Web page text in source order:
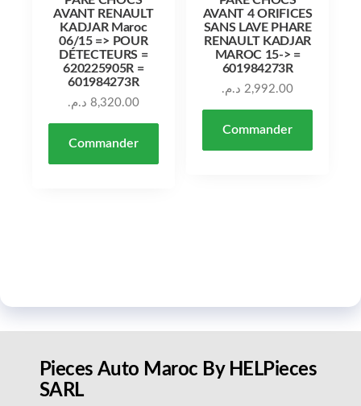
AVANT RENAULT
KADJAR Maroc
06/15 => POUR
DÉTECTEURS =
620225905R =
601984273R
8,320.00 د.م.
Commander
AVANT 4 ORIFICES
SANS LAVE PHARE
RENAULT KADJAR
MAROC 15-> =
601984273R
2,992.00 د.م.
Commander
Pieces Auto Maroc By HELPieces
SARL